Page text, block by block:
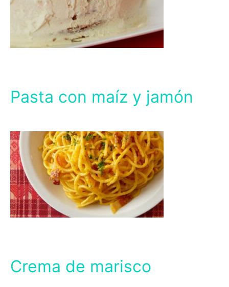
Pasta con maíz y jamón
Crema de marisco